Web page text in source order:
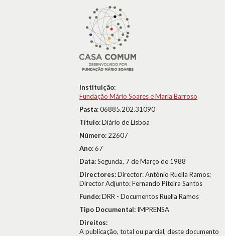
Instituição:
Fundação Mário Soares e Maria Barroso
Pasta:06885.202.31090
Título:Diário de Lisboa
Número: 22607
Ano:67
Data:Segunda, 7 de Março de 1988
Directores:Director: António Ruella Ramos;
Director Adjunto: Fernando Piteira Santos
Fundo:DRR - Documentos Ruella Ramos
Tipo Documental: IMPRENSA
Direitos:
A publicação, total ou parcial, deste documento